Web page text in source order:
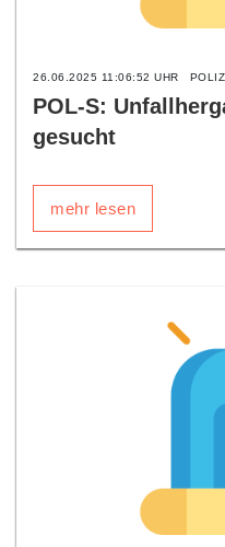
26.06.2025 11:06:52 UHR
POL-S:
gesucht
mehr lesen